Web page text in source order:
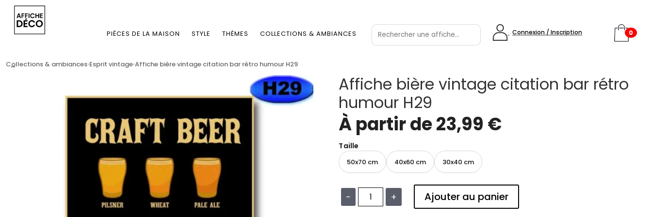
PIÈCES DE LA MAISON STYLE THÈMES COLLECTIONS & AMBIANCES Connexion / Inscription 0
...
Collections & ambiances Esprit vintage Affiche bière vintage citation bar rétro humour H29
Affiche bière vintage citation bar rétro
humour H29
À partir de23,99 €
Taille
50x70 cm 40x60 cm 30x40 cm
− + Ajouter au panier